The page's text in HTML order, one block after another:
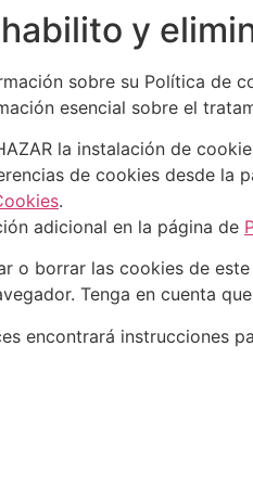
y
sobre su Política de
esencial sobre el
la instalación de
de cookies desde la
.
adicional en la página de
o borrar las cookies de
Tenga en cuenta
encontrará instrucciones